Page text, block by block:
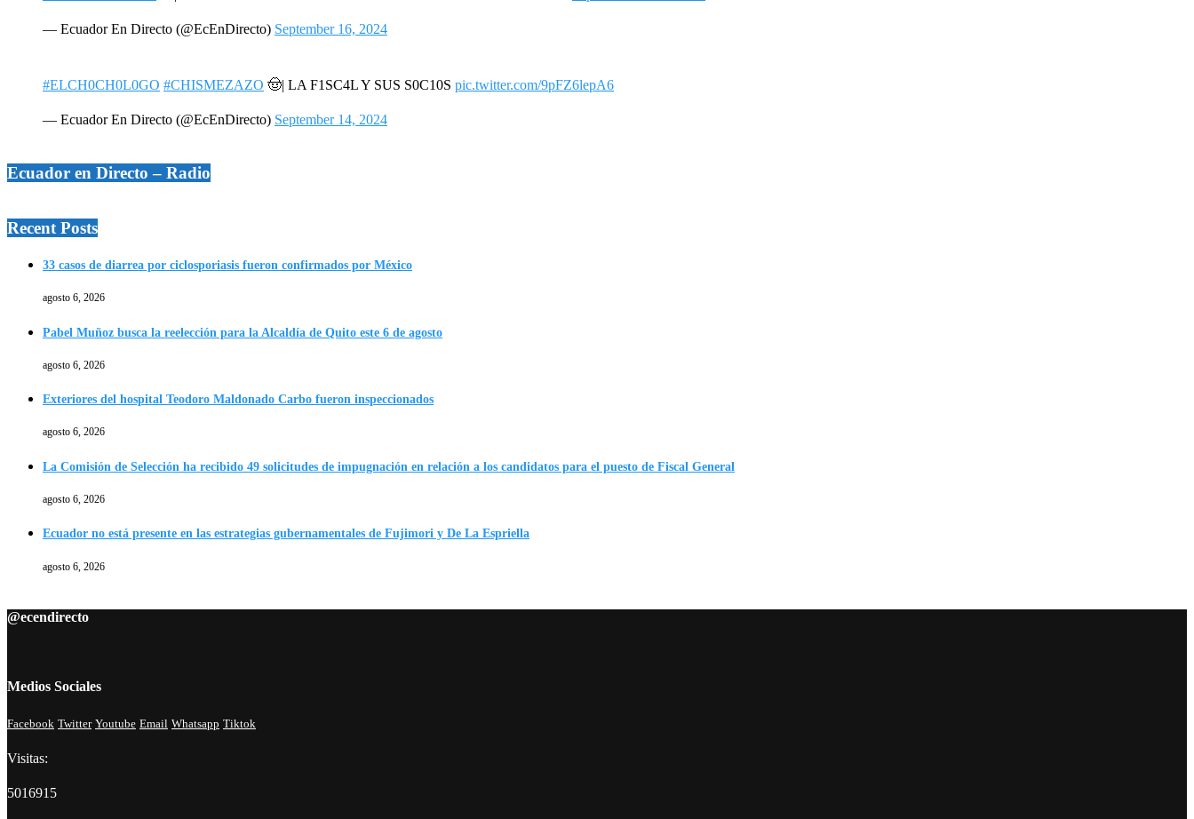
— Ecuador En Directo (@EcEnDirecto) September 16, 2024
#ELCH0CH0L0GO #CHISMEZAZO 🤠| LA F1SC4L Y SUS S0C10S pic.twitter.com/9pFZ6lepA6
— Ecuador En Directo (@EcEnDirecto) September 14, 2024
Ecuador en Directo – Radio
Recent Posts
33 casos de diarrea por ciclosporiasis fueron confirmados por México
agosto 6, 2026
Pabel Muñoz busca la reelección para la Alcaldía de Quito este 6 de agosto
agosto 6, 2026
Exteriores del hospital Teodoro Maldonado Carbo fueron inspeccionados
agosto 6, 2026
La Comisión de Selección ha recibido 49 solicitudes de impugnación en relación a los candidatos para el puesto de Fiscal General
agosto 6, 2026
Ecuador no está presente en las estrategias gubernamentales de Fujimori y De La Espriella
agosto 6, 2026
@ecendirecto
Medios Sociales
Facebook Twitter Youtube Email Whatsapp Tiktok
Visitas:
5016915